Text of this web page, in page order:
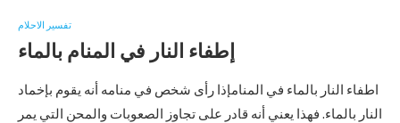
تفسير الاحلام
إطفاء النار في المنام بالماء
اطفاء النار بالماء في المنامإذا رأى شخص في منامه أنه يقوم بإخماد
النار بالماء. فهذا يعني أنه قادر على تجاوز الصعوبات والمحن التي يمر